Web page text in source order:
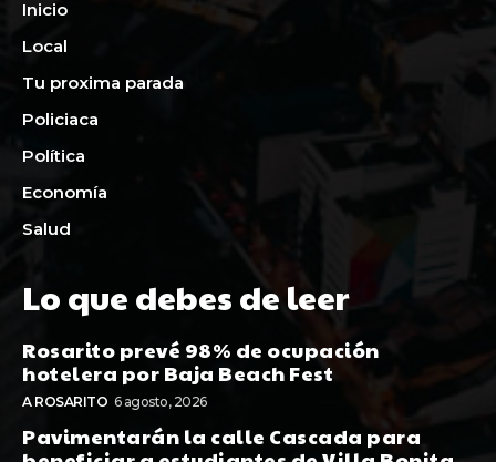
Inicio
Local
Tu proxima parada
Policiaca
Política
Economía
Salud
Lo que debes de leer
Rosarito prevé 98% de ocupación
hotelera por Baja Beach Fest
A ROSARITO 6 agosto, 2026
Pavimentarán la calle Cascada para